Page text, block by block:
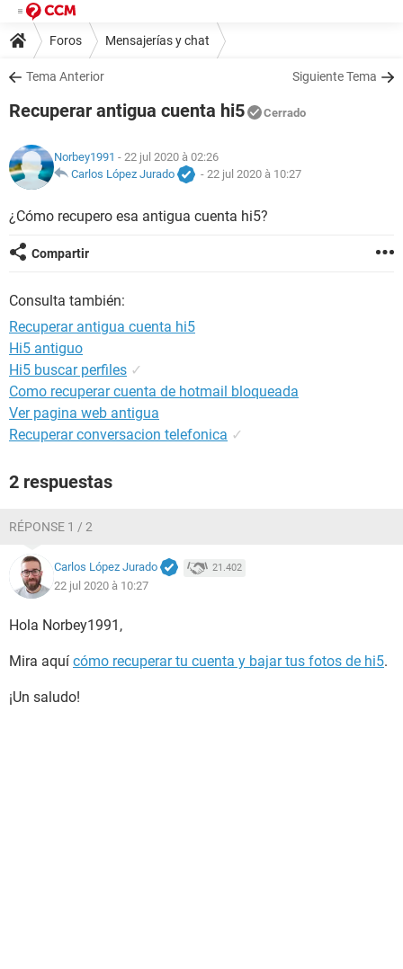
Foros Mensajerías y chat
Tema Anterior Siguiente Tema
Recuperar antigua cuenta hi5 Cerrado
Norbey1991 - 22 jul 2020 à 02:26
Carlos López Jurado
- 22 jul 2020 à 10:27
¿Cómo recupero esa antigua cuenta hi5?
Compartir
Consulta también:
Recuperar antigua cuenta hi5
Hi5 antiguo
Hi5 buscar perfiles ✓
Como recuperar cuenta de hotmail bloqueada
Ver pagina web antigua
Recuperar conversacion telefonica ✓
2 respuestas
RÉPONSE 1 / 2
Carlos López Jurado 21.402
22 jul 2020 à 10:27
Hola Norbey1991,
Mira aquí cómo recuperar tu cuenta y bajar tus fotos de hi5.
¡Un saludo!